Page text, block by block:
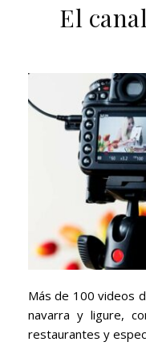
El
Más de 100 videos
navarra y ligure,
restaurantes y